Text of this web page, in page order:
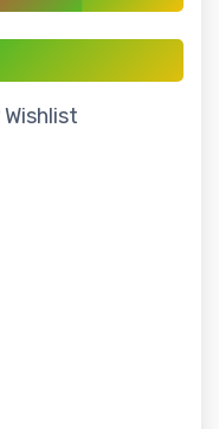
Wishlist